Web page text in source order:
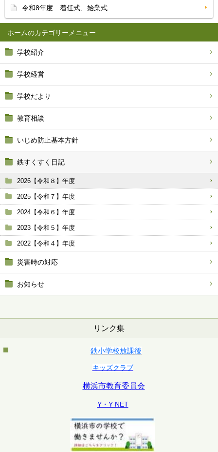
ホーム
学校紹介
学校経営
学校だより
教育相談
いじめ防止基本方針
鉄すくすく日記
2026【令和８】年度
2025【令和７】年度
2024【令和６】年度
2023【令和５】年度
2022【令和４】年度
災害時の対応
お知らせ
リンク集
鉄小学校放課後
キッズクラブ
横浜市教育委員会
Y・Y NET
令和8年度 着任式、始業式